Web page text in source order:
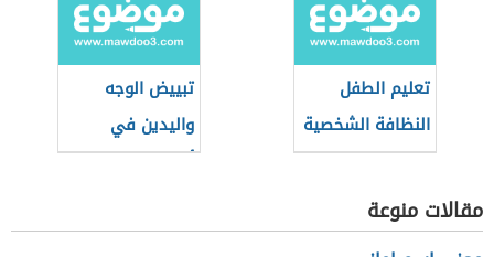
تعليم الطفل
النظافة الشخصية
والاهتمام بنفسه
تبييض الوجه
واليدين في
أسبوع
مقالات منوعة